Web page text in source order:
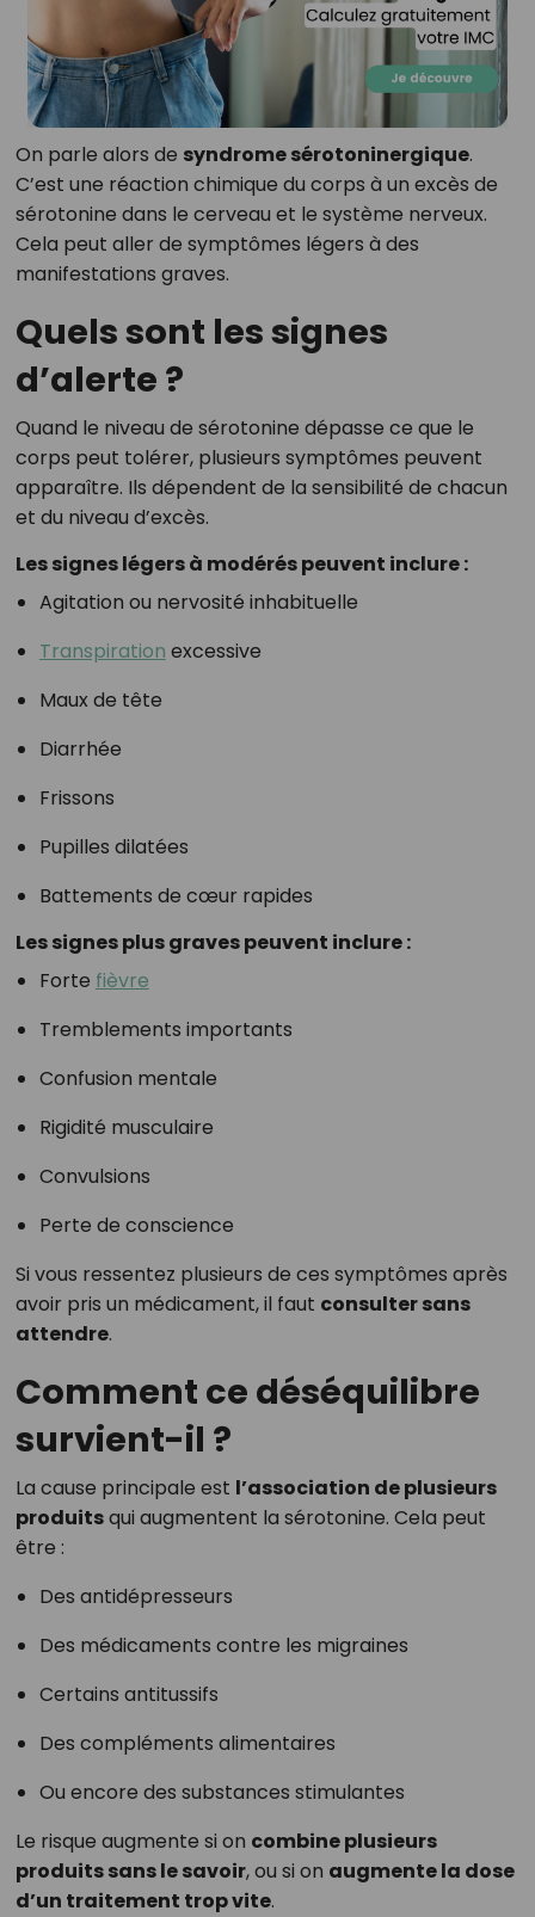
On parle alors de syndrome sérotoninergique.
C’est une réaction chimique du corps à un excès de
sérotonine dans le cerveau et le système nerveux.
Cela peut aller de symptômes légers à des
manifestations graves.
Quels sont les signes
d’alerte ?
Quand le niveau de sérotonine dépasse ce que le
corps peut tolérer, plusieurs symptômes peuvent
apparaître. Ils dépendent de la sensibilité de chacun
et du niveau d’excès.
Les signes légers à modérés peuvent inclure :
Agitation ou nervosité inhabituelle
Transpiration excessive
Maux de tête
Diarrhée
Frissons
Pupilles dilatées
Battements de cœur rapides
Les signes plus graves peuvent inclure :
Forte fièvre
Tremblements importants
Confusion mentale
Rigidité musculaire
Convulsions
Perte de conscience
Si vous ressentez plusieurs de ces symptômes après
avoir pris un médicament, il faut consulter sans
attendre.
Comment ce déséquilibre
survient-il ?
La cause principale est l’association de plusieurs
produitsqui augmentent la sérotonine. Cela peut
être :
Des antidépresseurs
Des médicaments contre les migraines
Certains antitussifs
Des compléments alimentaires
Ou encore des substances stimulantes
Le risque augmente si on combine plusieurs
produits sans le savoir, ou si on augmente la dose
d’un traitement trop vite.